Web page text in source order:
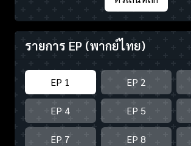
รายการ EP (พากย์ไทย)
EP 1 EP 2
EP 4 EP 5
EP 7 EP 8